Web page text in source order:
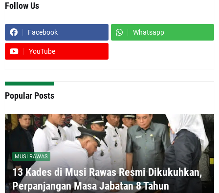
Follow Us
Facebook Whatsapp
YouTube
Popular Posts
MUSI RAWAS
13 Kades di Musi Rawas Resmi Dikukuhkan,
Perpanjangan Masa Jabatan 8 Tahun